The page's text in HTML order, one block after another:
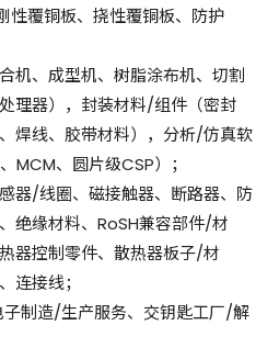
性覆铜板、挠性覆铜板、防护
机、成型机、树脂涂布机、切割
理器），封装材料/组件（密封
焊线、胶带材料），分析/仿真软
MCM、圆片级CSP）；
器/线圈、磁接触器、断路器、防
绝缘材料、RoSH兼容部件/材
器控制零件、散热器板子/材
连接线；
子制造/生产服务、交钥匙工厂/解